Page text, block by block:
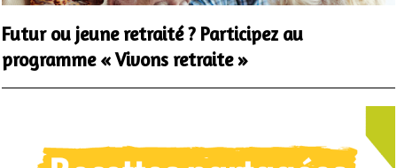
Futur ou jeune retraité ? Participez au
programme « Vivons retraite »